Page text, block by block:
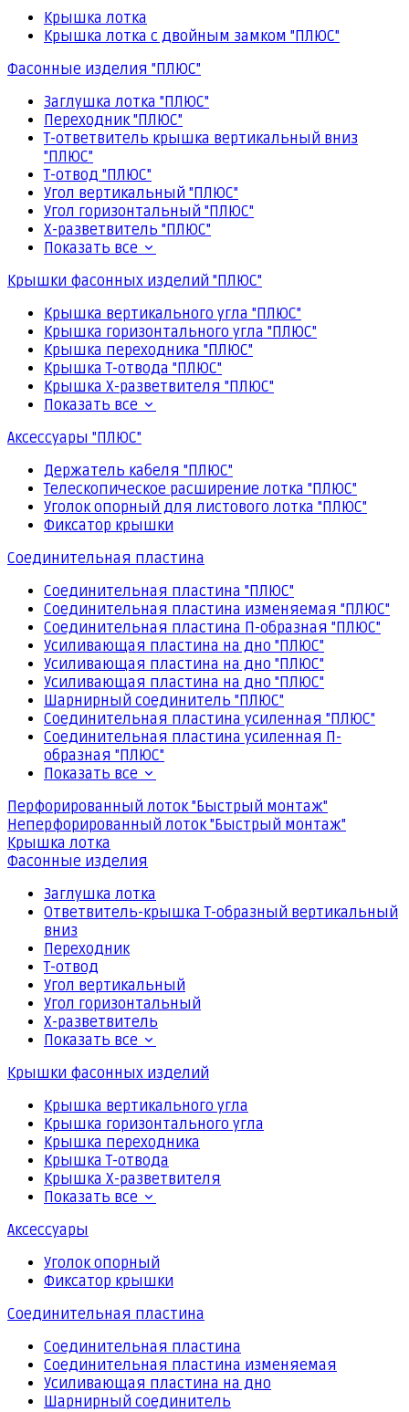
Крышка лотка
Крышка лотка с двойным замком "ПЛЮС"
Фасонные изделия "ПЛЮС"
Заглушка лотка "ПЛЮС"
Переходник "ПЛЮС"
Т-ответвитель крышка вертикальный вниз
"ПЛЮС"
Т-отвод "ПЛЮС"
Угол вертикальный "ПЛЮС"
Угол горизонтальный "ПЛЮС"
Х-разветвитель "ПЛЮС"
Показать все
Крышки фасонных изделий "ПЛЮС"
Крышка вертикального угла "ПЛЮС"
Крышка горизонтального угла "ПЛЮС"
Крышка переходника "ПЛЮС"
Крышка Т-отвода "ПЛЮС"
Крышка Х-разветвителя "ПЛЮС"
Показать все
Аксессуары "ПЛЮС"
Держатель кабеля "ПЛЮС"
Телескопическое расширение лотка "ПЛЮС"
Уголок опорный для листового лотка "ПЛЮС"
Фиксатор крышки
Соединительная пластина
Соединительная пластина "ПЛЮС"
Соединительная пластина изменяемая "ПЛЮС"
Соединительная пластина П-образная "ПЛЮС"
Усиливающая пластина на дно "ПЛЮС"
Усиливающая пластина на дно "ПЛЮС"
Усиливающая пластина на дно "ПЛЮС"
Шарнирный соединитель "ПЛЮС"
Соединительная пластина усиленная "ПЛЮС"
Соединительная пластина усиленная П-
образная "ПЛЮС"
Показать все
Перфорированный лоток "Быстрый монтаж"
Неперфорированный лоток "Быстрый монтаж"
Крышка лотка
Фасонные изделия
Заглушка лотка
Ответвитель-крышка Т-образный вертикальный
вниз
Переходник
Т-отвод
Угол вертикальный
Угол горизонтальный
Х-разветвитель
Показать все
Крышки фасонных изделий
Крышка вертикального угла
Крышка горизонтального угла
Крышка переходника
Крышка Т-отвода
Крышка Х-разветвителя
Показать все
Аксессуары
Уголок опорный
Фиксатор крышки
Соединительная пластина
Соединительная пластина
Соединительная пластина изменяемая
Усиливающая пластина на дно
Шарнирный соединитель